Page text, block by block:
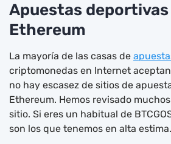
Apuestas deportivas
Ethereum
La mayoría de las casas de
criptomonedas en Internet aceptan
no hay escasez de sitios de
Ethereum. Hemos revisado
sitio. Si eres un habitual de
son los que tenemos en alta estima.